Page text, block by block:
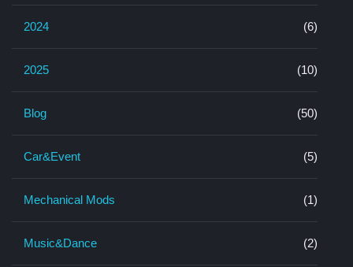
2024 (6)
2025 (10)
Blog (50)
Car&Event (5)
Mechanical Mods (1)
Music&Dance (2)